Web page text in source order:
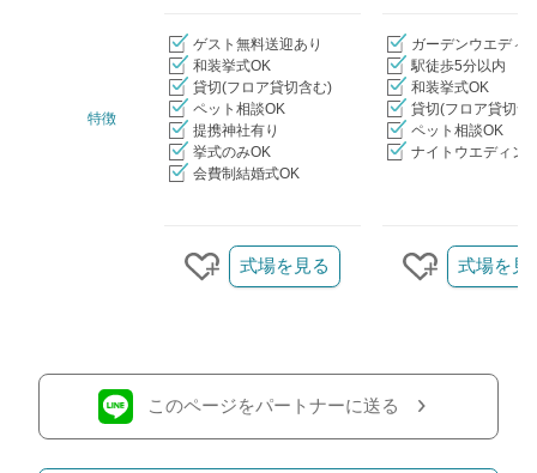
特徴
ゲスト無料送迎あり
和装挙式OK
貸切(フロア貸切含む)
ペット相談OK
提携神社有り
挙式のみOK
会費制結婚式OK
ガーデンウエディ
駅徒歩5分以内
和装挙式OK
貸切(フロア貸切含
ペット相談OK
ナイトウエディン
クリップする
式場を見る
クリップす
式場を見
このページをパートナーに送る